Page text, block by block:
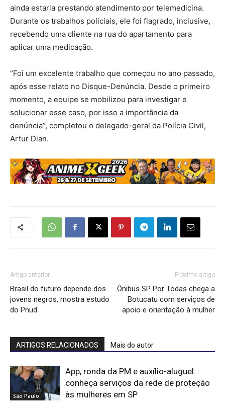
ainda estaria prestando atendimento por telemedicina.
Durante os trabalhos policiais, ele foi flagrado, inclusive,
recebendo uma cliente na rua do apartamento para
aplicar uma medicação.
“Foi um excelente trabalho que começou no ano passado,
após esse relato no Disque-Denúncia. Desde o primeiro
momento, a equipe se mobilizou para investigar e
solucionar esse caso, por isso a importância da
denúncia”, completou o delegado-geral da Polícia Civil,
Artur Dian.
Artigo anterior
Brasil do futuro depende dos
jovens negros, mostra estudo
do Pnud
Próximo artigo
Ônibus SP Por Todas chega a
Botucatu com serviços de
apoio e orientação à mulher
ARTIGOS RELACIONADOS Mais do autor
São Paulo
App, ronda da PM e auxílio-aluguel:
conheça serviços da rede de proteção
às mulheres em SP